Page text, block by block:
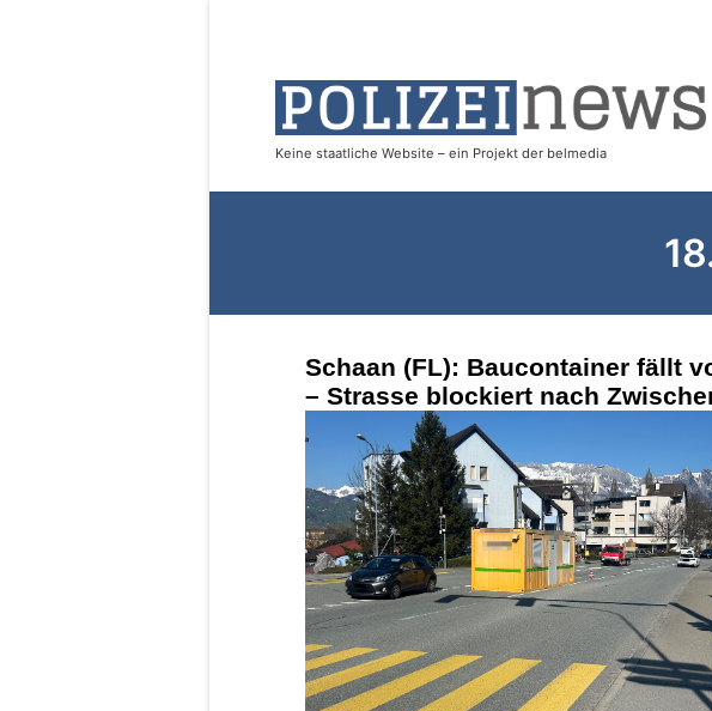
Schaan (FL): Baucontainer fällt
– Strasse blockiert nach